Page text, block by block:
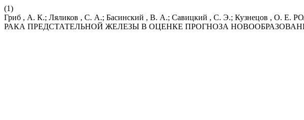
(1)
Гриб , А. К.; Ляликов , С. А.; Басинский , В. А.; Савицкий , С. Э.;
РАКА ПРЕДСТАТЕЛЬНОЙ ЖЕЛЕЗЫ В ОЦЕНКЕ ПРОГНОЗА